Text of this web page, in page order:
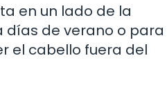
en un lado de la
días de verano o para
el cabello fuera del